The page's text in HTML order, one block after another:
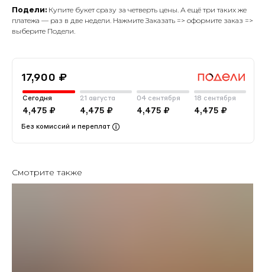
Подели: Купите букет сразу за четверть цены. А ещё три таких же
платежа — раз в две недели. Нажмите Заказать => оформите заказ =>
выберите Подели.
17,900 ₽
Сегодня
4,475 ₽
21 августа
4,475 ₽
04 сентября
4,475 ₽
18 сентября
4,475 ₽
Без комиссий и переплат
Смотрите также